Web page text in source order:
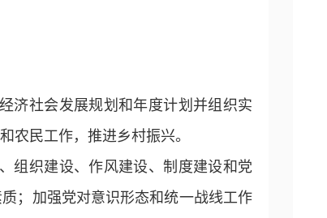
济社会发展规划和年度计划并组织实
农民工作，推进乡村振兴。
组织建设、作风建设、制度建设和党
；加强党对意识形态和统一战线工作